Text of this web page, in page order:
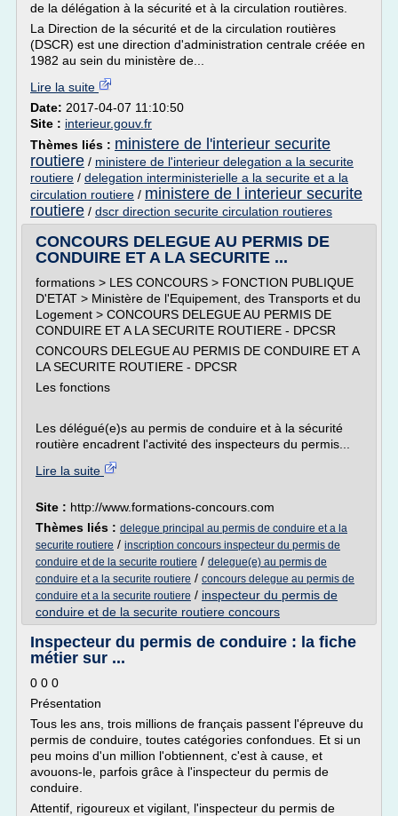
de la délégation à la sécurité et à la circulation routières.
La Direction de la sécurité et de la circulation routières
(DSCR) est une direction d'administration centrale créée en
1982 au sein du ministère de...
Lire la suite
Date: 2017-04-07 11:10:50
Site : interieur.gouv.fr
Thèmes liés : ministere de l'interieur securite
routiere / ministere de l'interieur delegation a la securite
routiere / delegation interministerielle a la securite et a la
circulation routiere / ministere de l interieur securite
routiere / dscr direction securite circulation routieres
CONCOURS DELEGUE AU PERMIS DE
CONDUIRE ET A LA SECURITE ...
formations > LES CONCOURS > FONCTION PUBLIQUE
D'ETAT > Ministère de l'Equipement, des Transports et du
Logement > CONCOURS DELEGUE AU PERMIS DE
CONDUIRE ET A LA SECURITE ROUTIERE - DPCSR
CONCOURS DELEGUE AU PERMIS DE CONDUIRE ET A
LA SECURITE ROUTIERE - DPCSR
Les fonctions
Les délégué(e)s au permis de conduire et à la sécurité
routière encadrent l'activité des inspecteurs du permis...
Lire la suite
Site : http://www.formations-concours.com
Thèmes liés : delegue principal au permis de conduire et a la
securite routiere / inscription concours inspecteur du permis de
conduire et de la securite routiere / delegue(e) au permis de
conduire et a la securite routiere / concours delegue au permis de
conduire et a la securite routiere / inspecteur du permis de
conduire et de la securite routiere concours
Inspecteur du permis de conduire : la fiche
métier sur ...
0 0 0
Présentation
Tous les ans, trois millions de français passent l'épreuve du
permis de conduire, toutes catégories confondues. Et si un
peu moins d'un million l'obtiennent, c'est à cause, et
avouons-le, parfois grâce à l'inspecteur du permis de
conduire.
Attentif, rigoureux et vigilant, l'inspecteur du permis de